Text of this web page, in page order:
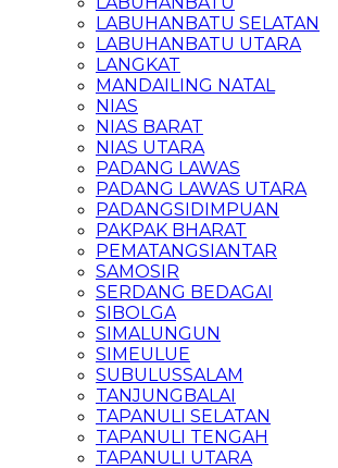
LABUHANBATU SELATAN
LABUHANBATU UTARA
LANGKAT
MANDAILING NATAL
NIAS
NIAS BARAT
NIAS UTARA
PADANG LAWAS
PADANG LAWAS UTARA
PADANGSIDIMPUAN
PAKPAK BHARAT
PEMATANGSIANTAR
SAMOSIR
SERDANG BEDAGAI
SIBOLGA
SIMALUNGUN
SIMEULUE
SUBULUSSALAM
TANJUNGBALAI
TAPANULI SELATAN
TAPANULI TENGAH
TAPANULI UTARA